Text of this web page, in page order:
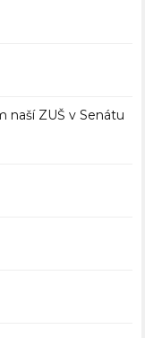
ZUŠ v Senátu